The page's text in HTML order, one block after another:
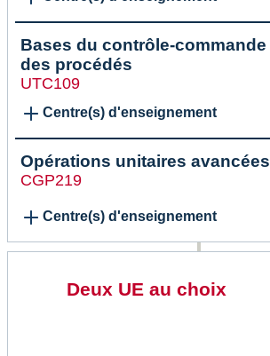
Bases du contrôle-commande
des procédés
UTC109
Centre(s) d'enseignement
Opérations unitaires avancées
CGP219
Centre(s) d'enseignement
Deux UE au choix